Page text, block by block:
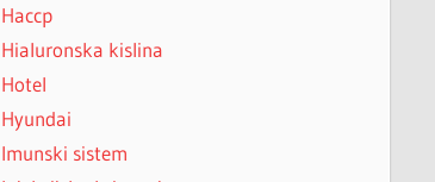
Haccp
Hialuronska kislina
Hotel
Hyundai
Imunski sistem